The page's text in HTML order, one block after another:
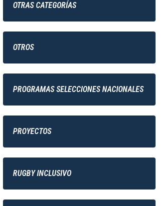
OTRAS CATEGORÍAS
OTROS
PROGRAMAS SELECCIONES NACIONALES
PROYECTOS
RUGBY INCLUSIVO